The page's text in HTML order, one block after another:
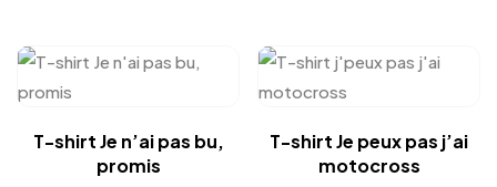
T-shirt Je n’ai pas bu,
promis
T-shirt Je peux pas j’ai
motocross